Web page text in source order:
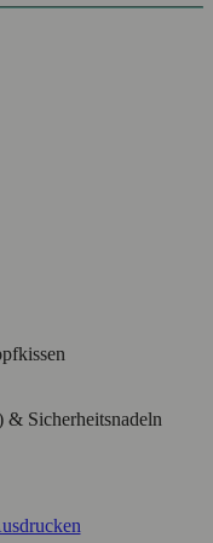
& Sicherheitsnadeln